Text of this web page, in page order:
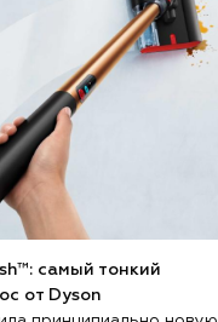
самый тонкий
от Dyson